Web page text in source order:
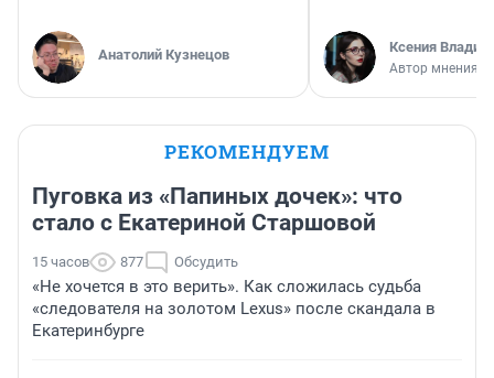
Анатолий Кузнецов Ксения
Автор мнения
РЕКОМЕНДУЕМ
Пуговка из «Папиных дочек»: что
стало с Екатериной Старшовой
15 часов 877 Обсудить
«Не хочется в это верить». Как сложилась судьба
«следователя на золотом Lexus» после скандала в
Екатеринбурге